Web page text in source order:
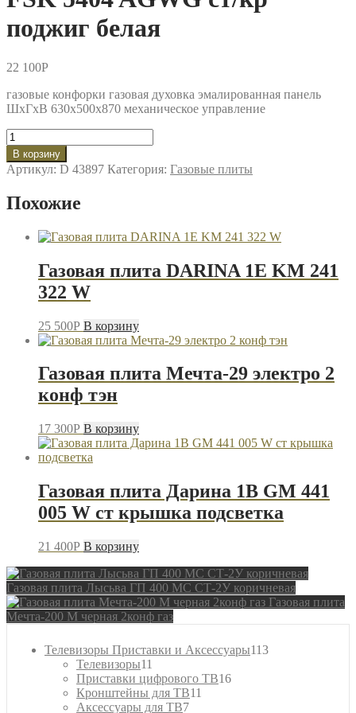
поджиг белая
22 100P
газовые конфорки газовая духовка эмалированная панель
ШхГхВ 630x500x870 механическое управление
Количество
товара
Газовая
плита
KF
FSK
AGWG
В корзину
Артикул: D 43897 Категория: Газовые плиты
Похожие
Газовая плита DARINA 1E KM 241
322 W
25 500P В корзину
Газовая плита Мечта-29 электро 2
конф тэн
17 300P В корзину
Газовая плита Дарина 1B GM 441
005 W ст крышка подсветка
21 400P В корзину
Газовая плита Лысьва ГП 400 МС СТ-2У коричневая
Газовая плита
Мечта-200 M черная 2конф газ
Телевизоры Приставки и Аксессуары113113
Телевизоры11
товаров
Приставки цифрового ТВ1616
Кронштейны для ТВ11
Аксессуары для ТВ77